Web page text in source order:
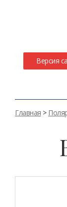
Версия
Главная >